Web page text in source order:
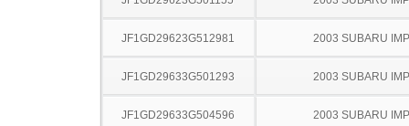
JF1GD29623G512981 2003 SUBARU
JF1GD29633G501293 2003 SUBARU
JF1GD29633G504596 2003 SUBARU